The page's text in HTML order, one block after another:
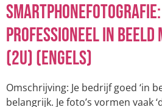
professioneel in beeld
(2u) (Engels)
Omschrijving: Je bedrijf goed ‘in
belangrijk. Je foto’s vormen vaak